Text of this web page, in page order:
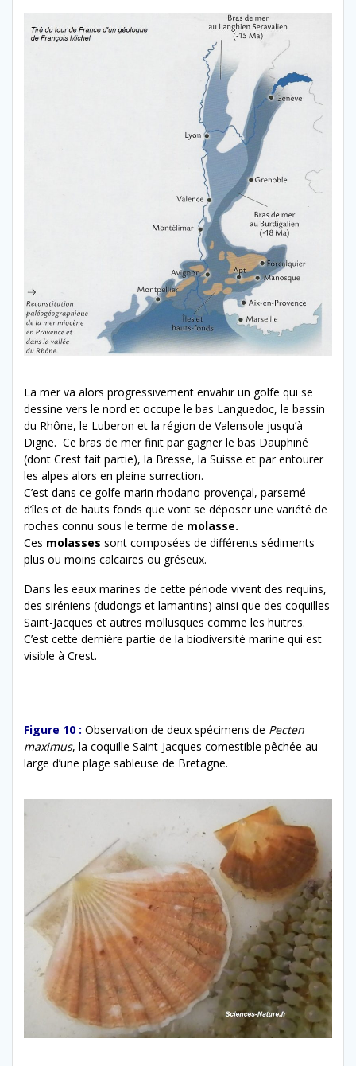
La mer va alors progressivement envahir un golfe qui se
dessine vers le nord et occupe le bas Languedoc, le bassin
du Rhône, le Luberon et la région de Valensole jusqu’à
Digne. Ce bras de mer finit par gagner le bas Dauphiné
(dont Crest fait partie), la Bresse, la Suisse et par entourer
les alpes alors en pleine surrection.
C’est dans ce golfe marin rhodano-provençal, parsemé
d’îles et de hauts fonds que vont se déposer une variété de
roches connu sous le terme de molasse.
Ces molasses sont composées de différents sédiments
plus ou moins calcaires ou gréseux.
Dans les eaux marines de cette période vivent des requins,
des siréniens (dudongs et lamantins) ainsi que des coquilles
Saint-Jacques et autres mollusques comme les huitres.
C’est cette dernière partie de la biodiversité marine qui est
visible à Crest.
Figure 10 : Observation de deux spécimens de Pecten
maximus, la coquille Saint-Jacques comestible pêchée au
large d’une plage sableuse de Bretagne.